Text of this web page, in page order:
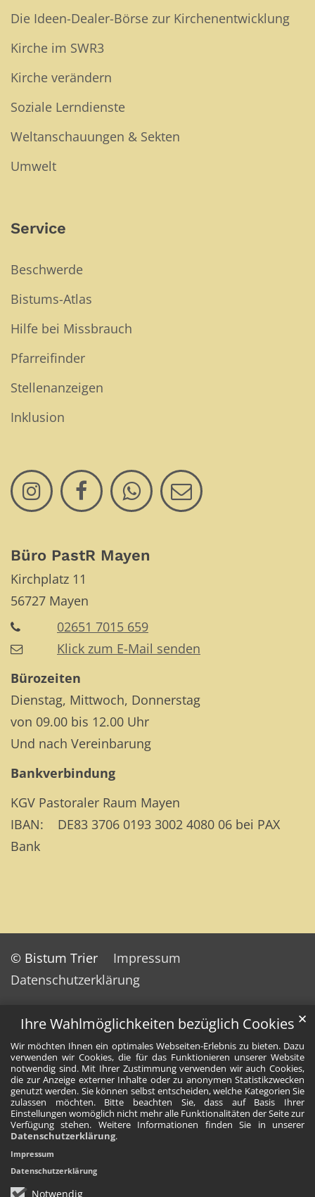
Ihre Wahlmöglichkeiten bezüglich Cookies
Wir möchten Ihnen ein optimales Webseiten-Erlebnis zu bieten. Dazu
verwenden wir Cookies, die für das Funktionieren unserer Website
notwendig sind. Mit Ihrer Zustimmung verwenden wir auch Cookies,
die zur Anzeige externer Inhalte oder zu anonymen Statistikzwecken
genutzt werden. Sie können selbst entscheiden, welche Kategorien Sie
zulassen möchten. Bitte beachten Sie, dass auf Basis Ihrer
Einstellungen womöglich nicht mehr alle Funktionalitäten der Seite zur
Verfügung stehen. Weitere Informationen finden Sie in unserer
Datenschutzerklärung.
Notwendig
✕
Impressum
Datenschutzerklärung
Die Ideen-Dealer-Börse zur Kirchenentwicklung
Kirche im SWR3
Kirche verändern
Soziale Lerndienste
Weltanschauungen & Sekten
Umwelt
Service
Beschwerde
Bistums-Atlas
Hilfe bei Missbrauch
Pfarreifinder
Stellenanzeigen
Inklusion
Büro PastR Mayen
Kirchplatz 11
56727 Mayen
02651 7015 659
Klick zum E-Mail senden
Bürozeiten
Dienstag, Mittwoch, Donnerstag
von 09.00 bis 12.00 Uhr
Und nach Vereinbarung
Bankverbindung
KGV Pastoraler Raum Mayen
IBAN: DE83 3706 0193 3002 4080 06 bei PAX
Bank
© Bistum Trier
Impressum
Datenschutzerklärung